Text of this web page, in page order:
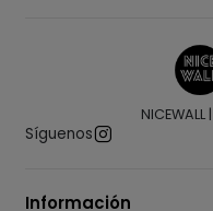
Síguenos
Información